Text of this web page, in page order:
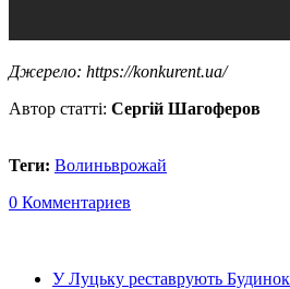
Джерело: https://konkurent.ua/
Автор статті: Сергій Шагоферов
Теги: Волиньврожай
0 Комментариев
У Луцьку реставрують